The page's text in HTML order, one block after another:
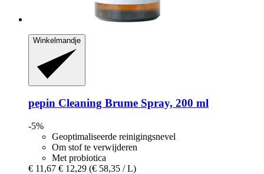
Winkelmandje
pepin Cleaning Brume Spray, 200 ml
-5%
Geoptimaliseerde reinigingsnevel
Om stof te verwijderen
Met probiotica
€ 11,67 € 12,29 (€ 58,35 / L)